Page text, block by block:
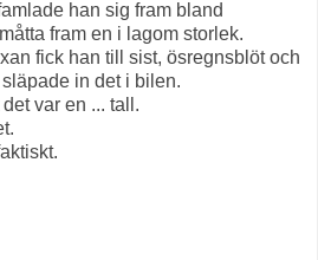
han sig fram bland
fram en i lagom storlek.
fick han till sist, ösregnsblöt och
in det i bilen.
var en ... tall.